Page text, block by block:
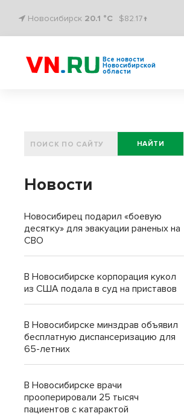
Новосибирск 20.1 °C $82.17↑
Все новости
Новосибирской
области
НАЙТИ
Новости
Новосибирец подарил «боевую
десятку» для эвакуации раненых на
СВО
В Новосибирске корпорация кукол
из США подала в суд на приставов
В Новосибирске минздрав объявил
бесплатную диспансеризацию для
65-летних
В Новосибирске врачи
прооперировали 25 тысяч
пациентов с катарактой